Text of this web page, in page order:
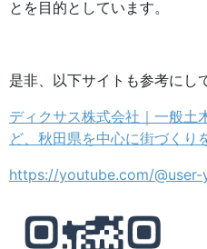
とを目的としています。
是非、以下サイトも参考にし
ディクサス株式会社｜一般土
ど、秋田県を中心に街づくり
https://youtube.com/